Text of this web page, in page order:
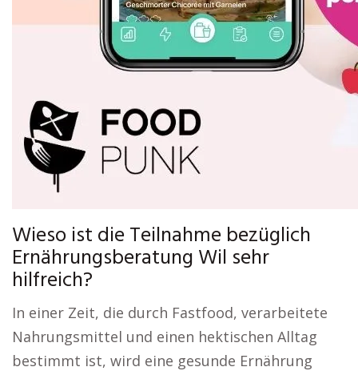
Wieso ist die Teilnahme bezüglich
Ernährungsberatung Wil sehr
hilfreich?
In einer Zeit, die durch Fastfood, verarbeitete
Nahrungsmittel und einen hektischen Alltag
bestimmt ist, wird eine gesunde Ernährung